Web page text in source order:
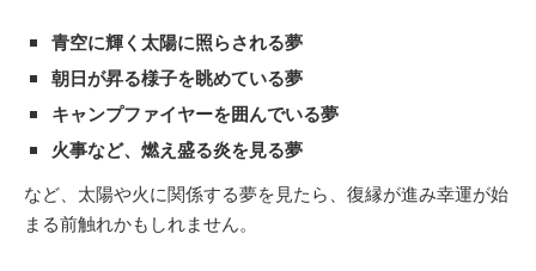
青空に輝く太陽に照らされる夢
朝日が昇る様子を眺めている夢
キャンプファイヤーを囲んでいる夢
火事など、燃え盛る炎を見る夢
など、太陽や火に関係する夢を見たら、復縁が進み幸運が始
まる前触れかもしれません。